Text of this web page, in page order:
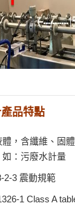
產品特點
，含纖維、固
：污廢水計量
2-3 震動規範
1 Class A